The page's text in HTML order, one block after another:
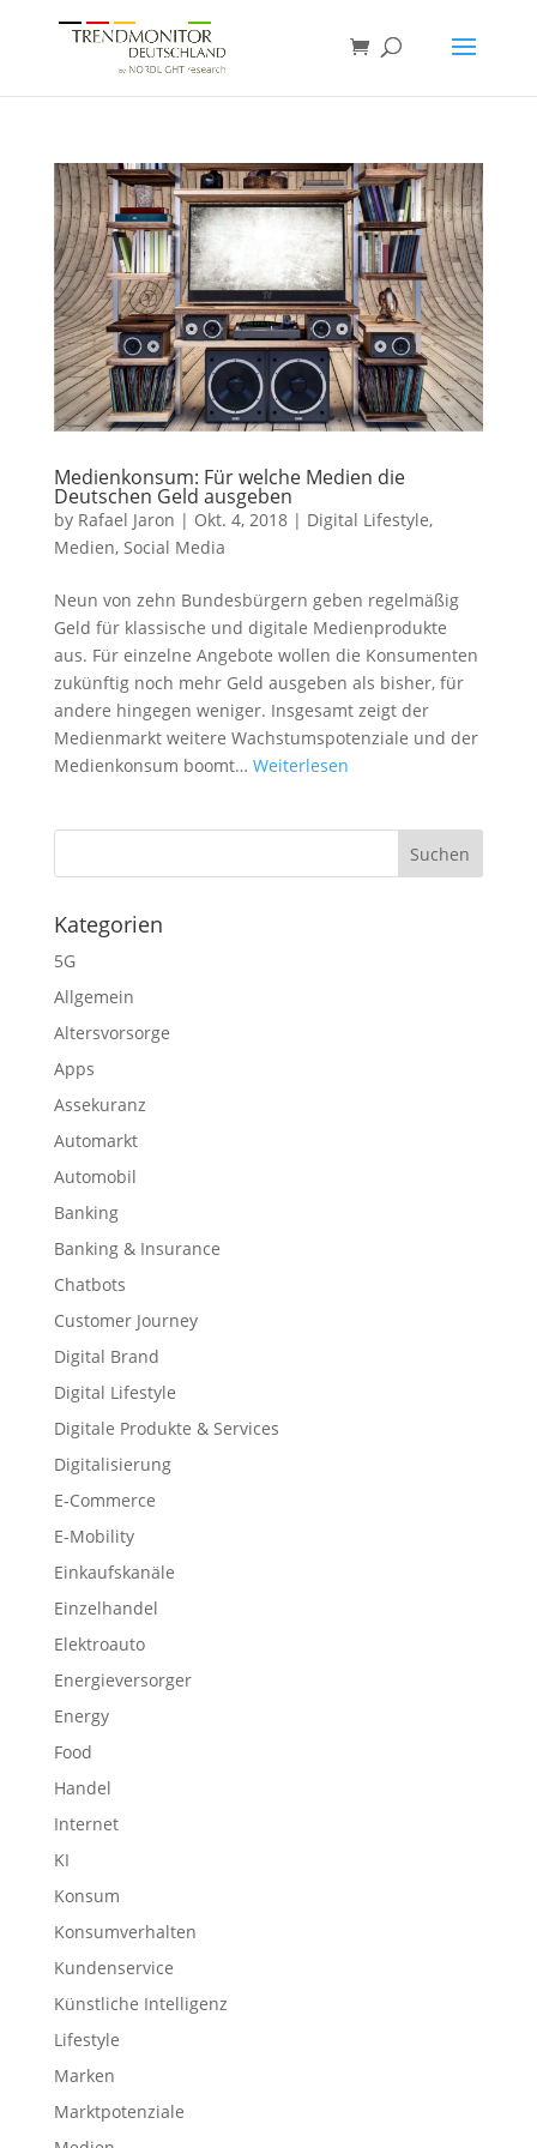
Medienkonsum: Für welche Medien die
Deutschen Geld ausgeben
by Rafael Jaron | Okt. 4, 2018| Digital Lifestyle,
Medien, Social Media
Neun von zehn Bundesbürgern geben regelmäßig
Geld für klassische und digitale Medienprodukte
aus. Für einzelne Angebote wollen die Konsumenten
zukünftig noch mehr Geld ausgeben als bisher, für
andere hingegen weniger. Insgesamt zeigt der
Medienmarkt weitere Wachstumspotenziale und der
Medienkonsum boomt… Weiterlesen
Kategorien
5G
Allgemein
Altersvorsorge
Apps
Assekuranz
Automarkt
Automobil
Banking
Banking & Insurance
Chatbots
Customer Journey
Digital Brand
Digital Lifestyle
Digitale Produkte & Services
Digitalisierung
E-Commerce
E-Mobility
Einkaufskanäle
Einzelhandel
Elektroauto
Energieversorger
Energy
Food
Handel
Internet
KI
Konsum
Konsumverhalten
Kundenservice
Künstliche Intelligenz
Lifestyle
Marken
Marktpotenziale